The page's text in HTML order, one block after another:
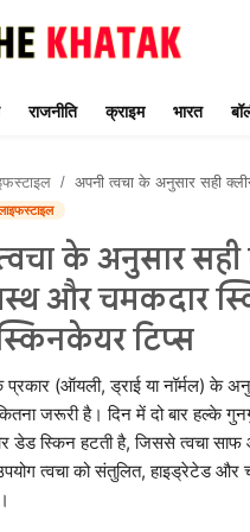
राजनीति क्राइम भारत
अपनी त्वचा के अनुसार सही क्लीन्ज़र चुनें: स्वस्थ और चमकदार स्किन
के अनुसार
और चमकदार
टिप्स
प्रकार (ऑयली, ड्राई या नॉर्मल) के
जरूरी है। दिन में दो बार हल्के
डेड स्किन हटती है, जिससे त्वचा साफ
त्वचा को संतुलित, हाइड्रेटेड